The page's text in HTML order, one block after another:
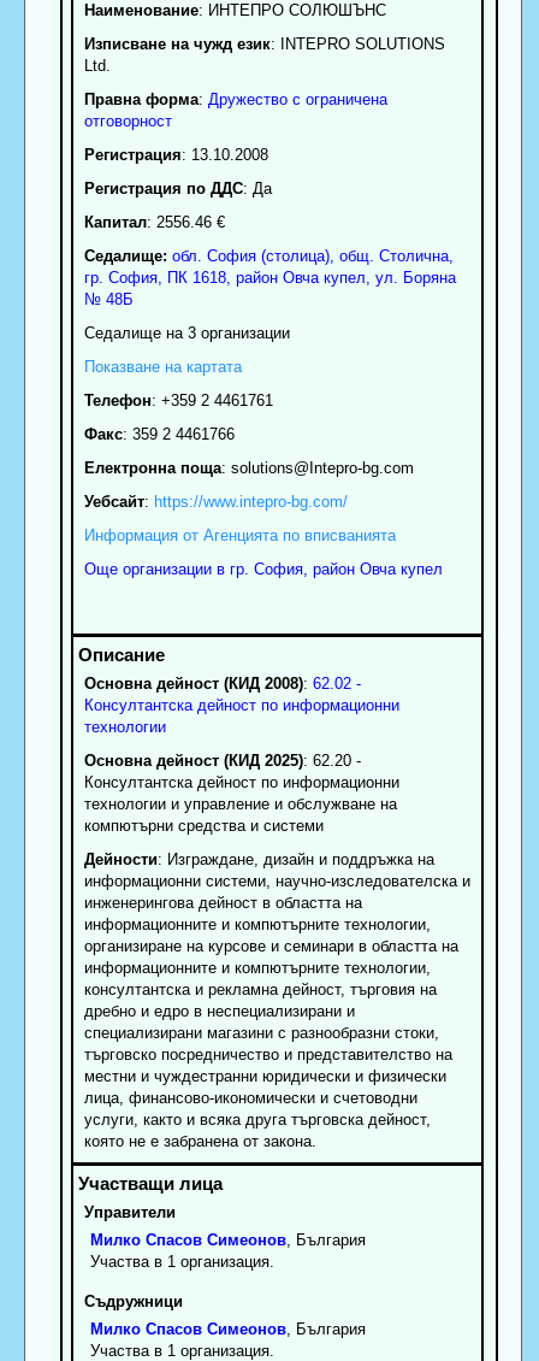
Наименование: ИНТЕПРО СОЛЮШЪНС
Изписване на чужд език: INTEPRO SOLUTIONS
Ltd.
Правна форма: Дружество с ограничена
отговорност
Регистрация: 13.10.2008
Регистрация по ДДС: Да
Капитал: 2556.46 €
Седалище: обл. София (столица), общ. Столична,
гр. София, ПК 1618, район Овча купел ул. Боряна
№ 48Б
Седалище на 3 организации
Показване на картата
Телефон: +359 2 4461761
Факс: 359 2 4461766
Електронна поща: solutions@Intepro-bg.com
Уебсайт: https://www.intepro-bg.com/
Информация от Агенцията по вписванията
Още организации в гр. София, район Овча купел
Основна дейност (КИД 2008): 62.02 -
Консултантска дейност по информационни
технологии
Основна дейност (КИД 2025): 62.20 -
Консултантска дейност по информационни
технологии и управление и обслужване на
компютърни средства и системи
Дейности: Изграждане, дизайн и поддръжка на
информационни системи, научно-изследователска и
инженерингова дейност в областта на
информационните и компютърните технологии,
организиране на курсове и семинари в областта на
информационните и компютърните технологии,
консултантска и рекламна дейност, търговия на
дребно и едро в неспециализирани и
специализирани магазини с разнообразни стоки,
търговско посредничество и представителство на
местни и чуждестранни юридически и физически
лица, финансово-икономически и счетоводни
услуги, както и всяка друга търговска дейност,
която не е забранена от закона.
Управители
Милко Спасов Симеонов, България
Участва в 1 организация.
Съдружници
Милко Спасов Симеонов, България
Участва в 1 организация.